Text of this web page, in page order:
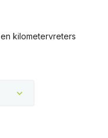
kilometervreters